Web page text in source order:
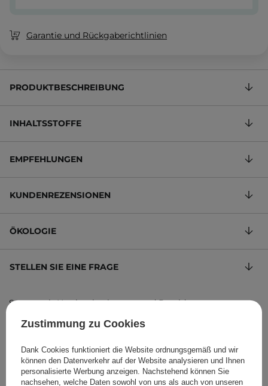
Garantie und Rückgaberichtlinien
PRODUKTBESCHREIBUNG
INHALTSSTOFFE
EMPFEHLUNGEN
KUNDENREZENSIONEN
ÖKOLOGIE
STELLEN SIE EINE FRAGE
Serum mit Natriumhyaluronat und Peptiden
35,67 €/100 ml, inkl. MwSt.
Zustimmung zu Cookies
Dank Cookies funktioniert die Website ordnungsgemäß und wir
können den Datenverkehr auf der Website analysieren und Ihnen
personalisierte Werbung anzeigen. Nachstehend können Sie
nachsehen, welche Daten sowohl von uns als auch von unseren